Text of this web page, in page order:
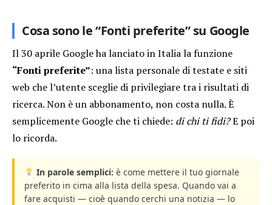
Cosa sono le “Fonti preferite” su Google
Il 30 aprile Google ha lanciato in Italia la funzione
“Fonti preferite”: una lista personale di testate e siti
web che l’utente sceglie di privilegiare tra i risultati di
ricerca. Non è un abbonamento, non costa nulla. È
semplicemente Google che ti chiede: di chi ti fidi?E poi
lo ricorda.
In parole semplici: è come mettere il tuo giornale
preferito in cima alla lista della spesa. Quando vai a
fare acquisti — cioè quando cerchi una notizia — lo